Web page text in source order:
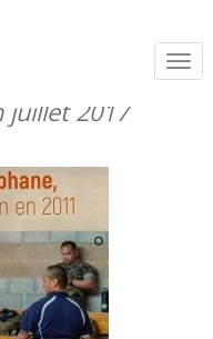
dans Terre
(juillet 2017)
juillet 2017